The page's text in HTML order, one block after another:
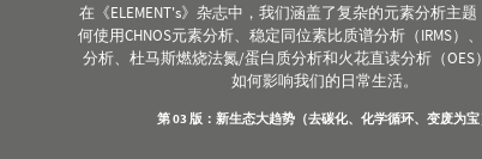
在《ELEMENT's》杂志中，我们涵盖了复杂的元素分析主
何使用CHNOS元素分析、稳定同位素比质谱分析（IRMS）
分析、杜马斯燃烧法氮/蛋白质分析和火花直读分析（OES
如何影响我们的日常生活。
第 03 版：新生态大趋势（去碳化、化学循环、变废为宝